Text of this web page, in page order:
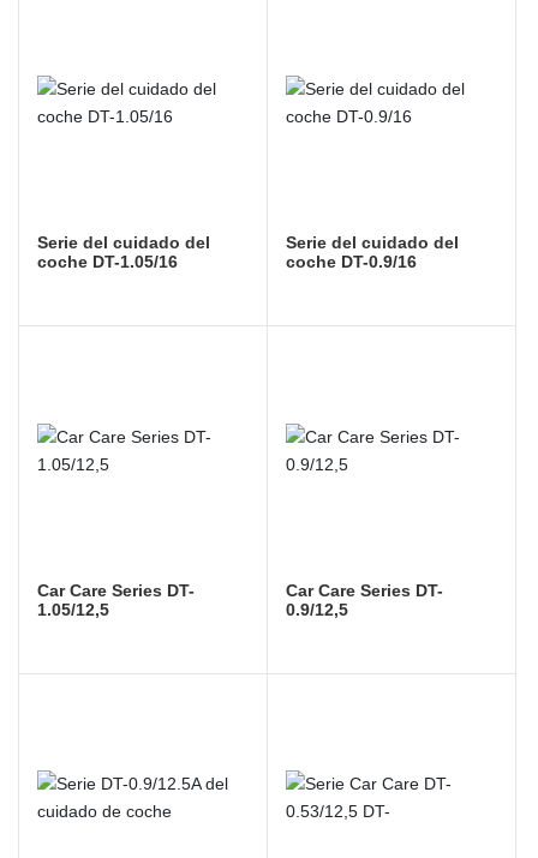
Serie del cuidado del
coche DT-1.05/16
Serie del cuidado del
coche DT-0.9/16
Car Care Series DT-
1.05/12,5
Car Care Series DT-
0.9/12,5